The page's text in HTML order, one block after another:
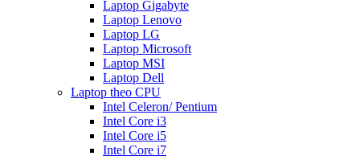
Laptop Gigabyte
Laptop Lenovo
Laptop LG
Laptop Microsoft
Laptop MSI
Laptop Dell
Laptop theo CPU
Intel Celeron/ Pentium
Intel Core i3
Intel Core i5
Intel Core i7